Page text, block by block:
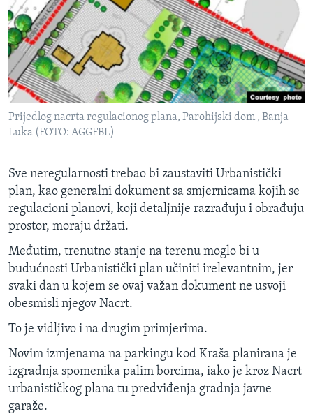
Prijedlog nacrta regulacionog plana, Parohijski dom , Banja
Luka (FOTO: AGGFBL)
Sve neregularnosti trebao bi zaustaviti Urbanistički
plan, kao generalni dokument sa smjernicama kojih se
regulacioni planovi, koji detaljnije razrađuju i obrađuju
prostor, moraju držati.
Međutim, trenutno stanje na terenu moglo bi u
budućnosti Urbanistički plan učiniti irelevantnim, jer
svaki dan u kojem se ovaj važan dokument ne usvoji
obesmisli njegov Nacrt.
To je vidljivo i na drugim primjerima.
Novim izmjenama na parkingu kod Kraša planirana je
izgradnja spomenika palim borcima, iako je kroz Nacrt
urbanističkog plana tu predviđenja gradnja javne
garaže.